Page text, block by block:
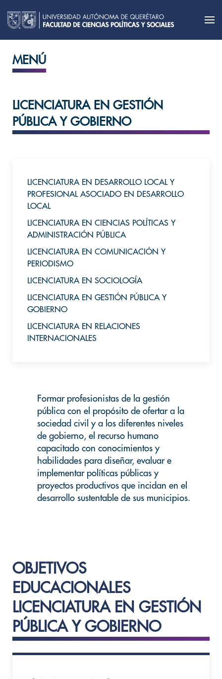
MENÚ
LICENCIATURA EN GESTIÓN
PÚBLICA Y GOBIERNO
LICENCIATURA EN DESARROLLO LOCAL Y
PROFESIONAL ASOCIADO EN DESARROLLO
LOCAL
LICENCIATURA EN CIENCIAS POLÍTICAS Y
ADMINISTRACIÓN PÚBLICA
LICENCIATURA EN COMUNICACIÓN Y
PERIODISMO
LICENCIATURA EN SOCIOLOGÍA
LICENCIATURA EN GESTIÓN PÚBLICA Y
GOBIERNO
LICENCIATURA EN RELACIONES
INTERNACIONALES
Formar profesionistas de la gestión
pública con el propósito de ofertar a la
sociedad civil y a los diferentes niveles
de gobierno, el recurso humano
capacitado con conocimientos y
habilidades para diseñar, evaluar e
implementar políticas públicas y
proyectos productivos que incidan en el
desarrollo sustentable de sus municipios.
OBJETIVOS
EDUCACIONALES
LICENCIATURA EN GESTIÓN
PÚBLICA Y GOBIERNO